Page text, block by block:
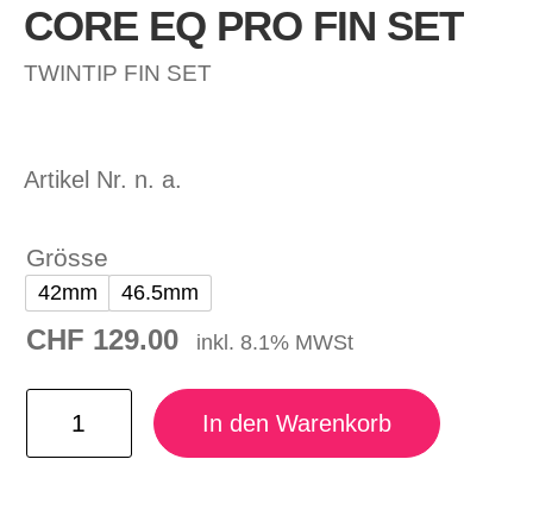
CORE EQ PRO FIN SET
TWINTIP FIN SET
Artikel Nr. n. a.
Grösse
42mm 46.5mm
CHF 129.00 inkl. 8.1% MWSt
CORE EQ PRO FIN SET Menge
In den Warenkorb